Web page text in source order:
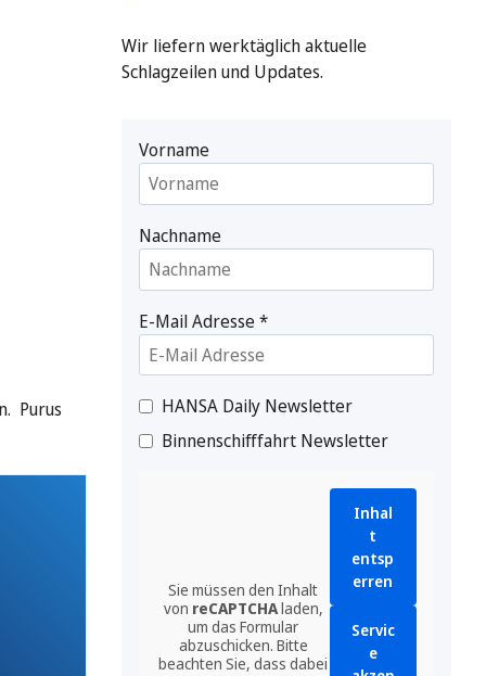
Purus
Wir liefern werktäglich aktuelle
Schlagzeilen und Updates.
Vorname
Nachname
E-Mail Adresse*
HANSA Daily Newsletter
Binnenschifffahrt Newsletter
Sie müssen den Inhalt
von reCAPTCHAladen,
um das Formular
abzuschicken. Bitte
beachten Sie, dass dabei
Inhal
t
entsp
erren
Servic
e